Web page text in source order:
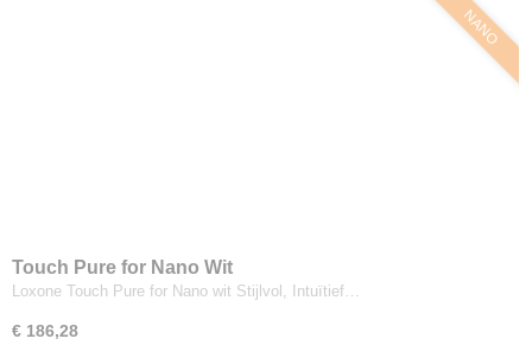
NANO
Touch Pure for Nano Wit
Loxone Touch Pure for Nano wit Stijlvol, Intuïtief…
€ 186,28